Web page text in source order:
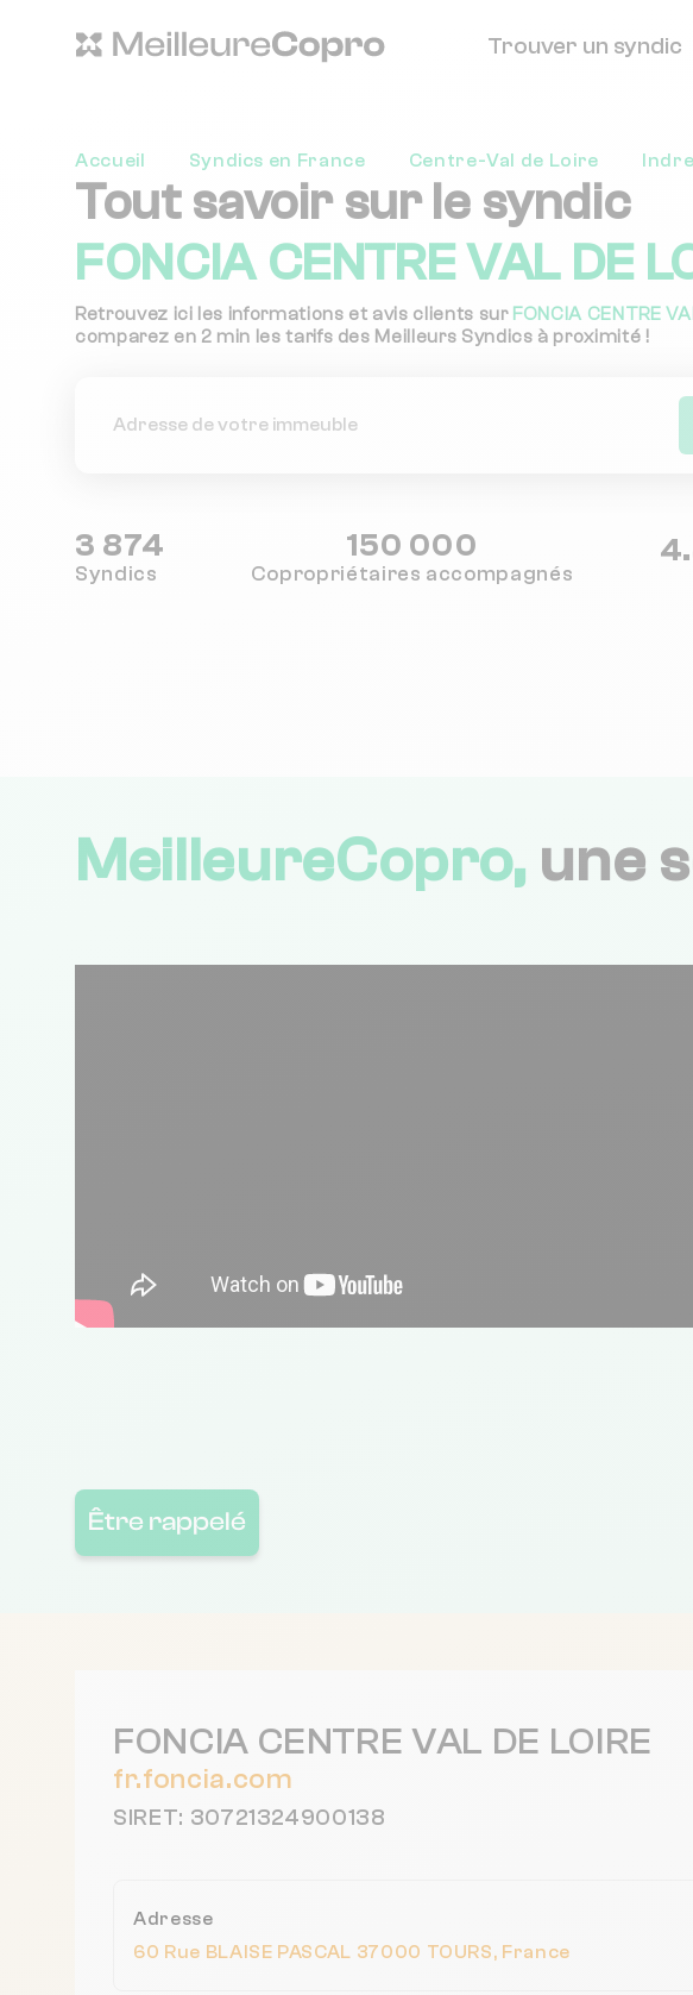
Trouver un syndic
Accueil Syndics en France Centre-Val de Loire
Tout savoir sur le syndic
FONCIA CENTRE VAL DE
Retrouvez ici les informations et avis clients sur FONCIA CENTRE
comparez en 2 min les tarifs des Meilleurs Syndics à proximité !
3 874
Syndics
150 000
Copropriétaires accompagnés
MeilleureCopro, une
Être rappelé
FONCIA CENTRE VAL DE LOIRE
fr.foncia.com
SIRET: 30721324900138
Adresse
60 Rue BLAISE PASCAL 37000 TOURS, France